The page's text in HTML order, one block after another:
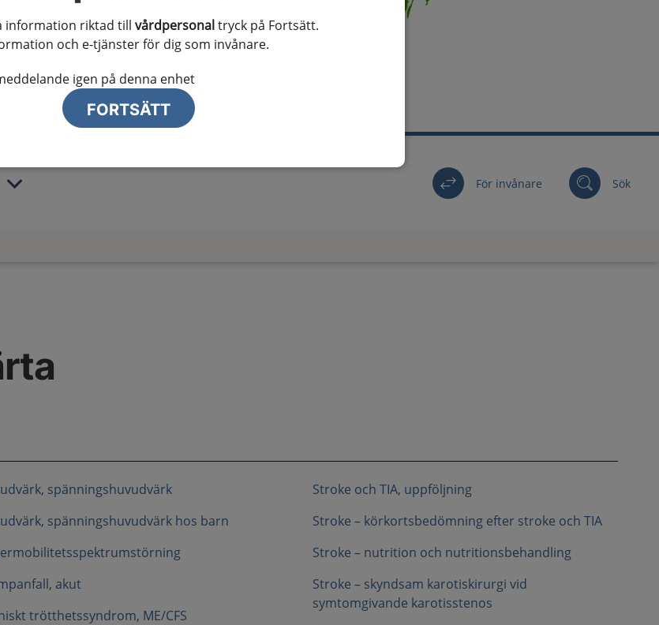
information riktad till vårdpersonaltryck på Fortsätt.
och e-tjänster för dig som invånare.
igen på denna enhet
FORTSÄTT
innehåll och viktig information som gäller just din
För invånare Sök
spänningshuvudvärk
spänningshuvudvärk hos barn
akut
trötthetssyndrom, ME/CFS
Stroke och TIA, uppföljning
Stroke – körkortsbedömning efter stroke och TIA
Stroke – nutrition och nutritionsbehandling
Stroke – skyndsam karotiskirurgi vid
symtomgivande karotisstenos